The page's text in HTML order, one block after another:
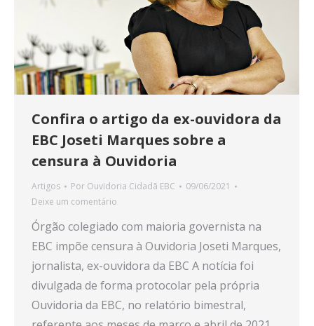
Confira o artigo da ex-ouvidora da
EBC Joseti Marques sobre a
censura à Ouvidoria
Artigos Por Ouvidoria Cidadã EBC
09/06/2021
Deixe um comentário
Órgão colegiado com maioria governista na
EBC impõe censura à Ouvidoria Joseti Marques,
jornalista, ex-ouvidora da EBC A notícia foi
divulgada de forma protocolar pela própria
Ouvidoria da EBC, no relatório bimestral,